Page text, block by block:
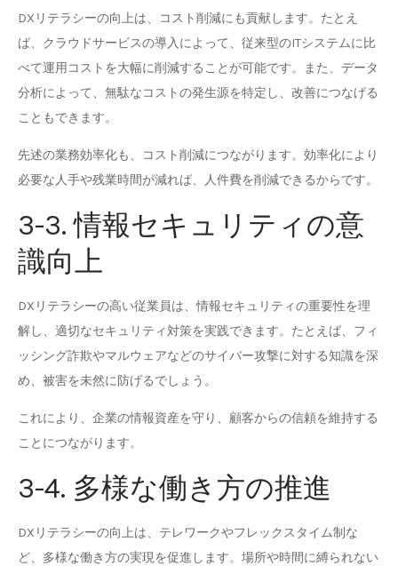
DXリテラシーの向上は、コスト削減にも貢献します。たとえ
ば、クラウドサービスの導入によって、従来型のITシステムに比
べて運用コストを大幅に削減することが可能です。また、データ
分析によって、無駄なコストの発生源を特定し、改善につなげる
こともできます。
先述の業務効率化も、コスト削減につながります。効率化により
必要な人手や残業時間が減れば、人件費を削減できるからです。
3-3. 情報セキュリティの意
識向上
DXリテラシーの高い従業員は、情報セキュリティの重要性を理
解し、適切なセキュリティ対策を実践できます。たとえば、フィ
ッシング詐欺やマルウェアなどのサイバー攻撃に対する知識を深
め、被害を未然に防げるでしょう。
これにより、企業の情報資産を守り、顧客からの信頼を維持する
ことにつながります。
3-4. 多様な働き方の推進
DXリテラシーの向上は、テレワークやフレックスタイム制な
ど、多様な働き方の実現を促進します。場所や時間に縛られない